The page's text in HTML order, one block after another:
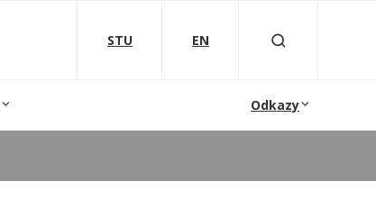
STU EN
Odkazy